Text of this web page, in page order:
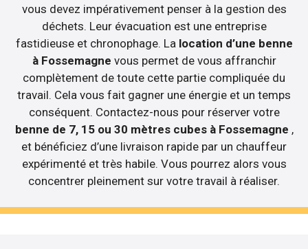
vous devez impérativement penser à la gestion des
déchets. Leur évacuation est une entreprise
fastidieuse et chronophage. La location d’une benne
à Fossemagne vous permet de vous affranchir
complètement de toute cette partie compliquée du
travail. Cela vous fait gagner une énergie et un temps
conséquent. Contactez-nous pour réserver votre
benne de 7, 15 ou 30 mètres cubes à Fossemagne ,
et bénéficiez d’une livraison rapide par un chauffeur
expérimenté et très habile. Vous pourrez alors vous
concentrer pleinement sur votre travail à réaliser.